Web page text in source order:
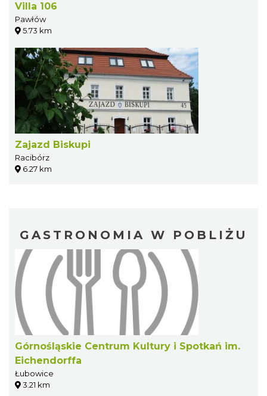
Villa 106
Pawłów
5.73 km
Zajazd Biskupi
Racibórz
6.27 km
GASTRONOMIA W POBLIŻU
Górnośląskie Centrum Kultury i Spotkań im.
Eichendorffa
Łubowice
3.21 km